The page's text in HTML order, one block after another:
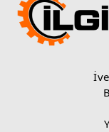
Redüktör ve
Dana Brevini